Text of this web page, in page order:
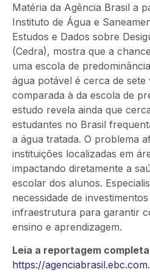
Matéria da Agência Brasil a
Instituto de Água e
Estudos e Dados sobre
(Cedra), mostra que a
uma escola de
água potável é cerca de sete
comparada à da escola de
estudo revela ainda que
estudantes no Brasil
a água tratada. O problema
instituições localizadas em
impactando diretamente a
escolar dos alunos.
necessidade de
infraestrutura para garantir
ensino e aprendizagem.
Leia a reportagem
https://